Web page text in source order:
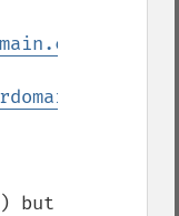
dir/
dir/